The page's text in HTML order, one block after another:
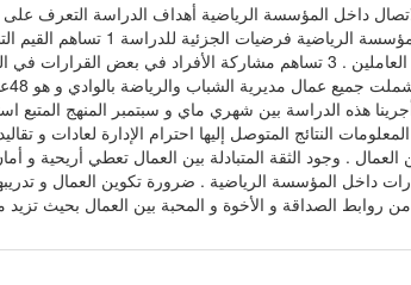
داخل المؤسسة الرياضية أهداف الدراسة التعرف
الأعراف و المعتقدات في دعم التواصل الأفقي بين العاملين . 3 تساهم
هذه الدراسة بين شهري ماي و سبتمبر المنهج المتبع
النتائج المتوصل إليها احترام الإدارة لعادات و
. وجود الثقة المتبادلة بين العمال تعطي أريحية و
داخل المؤسسة الرياضية . ضرورة تكوين العمال و
الصداقة و الأخوة و المحبة بين العمال بحيث